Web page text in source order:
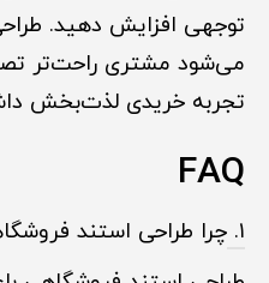
توجهی افزایش دهید.
می‌شود مشتری راحت‌تر
تجربه خریدی لذت‌بخش
FAQ
۱. چرا طراحی استند